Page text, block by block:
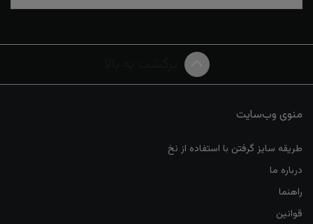
منوی وب‌سایت
طریقه سایز گرفتن با استفاده از نخ
درباره ما
راهنما
قوانین